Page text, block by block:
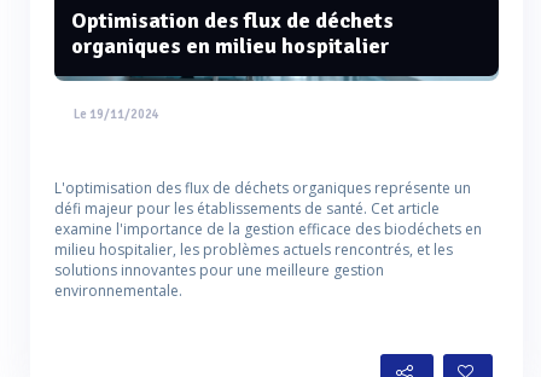
Optimisation des flux de déchets
organiques en milieu hospitalier
Le 19/11/2024
L'optimisation des flux de déchets organiques représente un
défi majeur pour les établissements de santé. Cet article
examine l'importance de la gestion efficace des biodéchets en
milieu hospitalier, les problèmes actuels rencontrés, et les
solutions innovantes pour une meilleure gestion
environnementale.